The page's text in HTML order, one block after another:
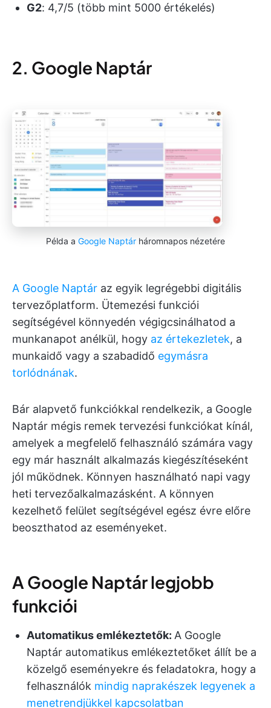
G2: 4,7/5 (több mint 5000 értékelés)
2. Google Naptár
Példa a Google Naptár háromnapos nézetére
A Google Naptár az egyik legrégebbi digitális
tervezőplatform. Ütemezési funkciói
segítségével könnyedén végigcsinálhatod a
munkanapot anélkül, hogy az értekezletek, a
munkaidő vagy a szabadidő egymásra
torlódnának.
Bár alapvető funkciókkal rendelkezik, a Google
Naptár mégis remek tervezési funkciókat kínál,
amelyek a megfelelő felhasználó számára vagy
egy már használt alkalmazás kiegészítéseként
jól működnek. Könnyen használható napi vagy
heti tervezőalkalmazásként. A könnyen
kezelhető felület segítségével egész évre előre
beoszthatod az eseményeket.
A Google Naptár legjobb
funkciói
Automatikus emlékeztetők: A Google
Naptár automatikus emlékeztetőket állít be a
közelgő eseményekre és feladatokra, hogy a
felhasználók mindig naprakészek legyenek a
menetrendjükkel kapcsolatban